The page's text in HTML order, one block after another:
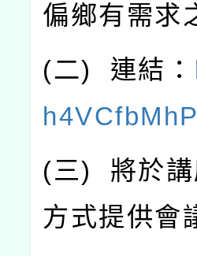
偏鄉有需求
(二) 連結：
(三) 將於
方式提供會